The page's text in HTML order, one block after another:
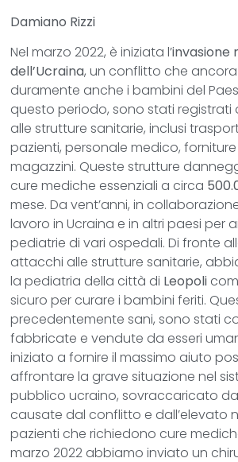
Damiano Rizzi
Nel marzo 2022, è iniziata l’invasione
dell’Ucraina, un conflitto che
duramente anche i bambini del
questo periodo, sono stati registrati
alle strutture sanitarie, inclusi
pazienti, personale medico,
magazzini. Queste strutture
cure mediche essenziali a circa
mese. Da vent’anni, in
lavoro in Ucraina e in altri paesi per
pediatrie di vari ospedali. Di fronte
attacchi alle strutture sanitarie,
la pediatria della città di Leopoli
sicuro per curare i bambini feriti.
precedentemente sani, sono stati
fabbricate e vendute da esseri
iniziato a fornire il massimo aiuto
affrontare la grave situazione nel
pubblico ucraino, sovraccaricato
causate dal conflitto e dall’elevato
pazienti che richiedono cure
marzo 2022 abbiamo inviato un